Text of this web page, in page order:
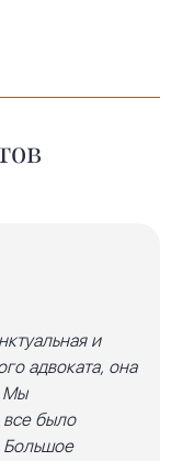
и
адвоката, она
Мы
все было
Большое